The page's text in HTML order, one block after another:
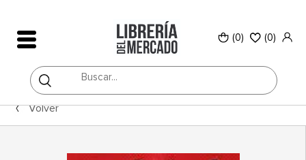
(0) (0)
Volver